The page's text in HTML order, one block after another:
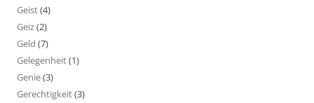
Geist(4)
Geiz(2)
Geld (7)
Gelegenheit(1)
Genie(3)
Gerechtigkeit(3)